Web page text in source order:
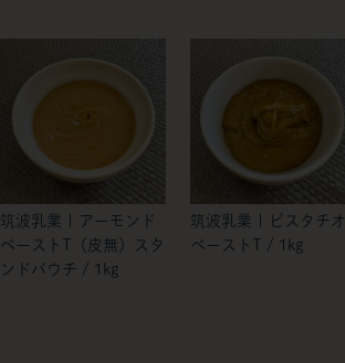
筑波乳業 | アーモンド
ペーストT（皮無）スタ
ンドパウチ / 1kg
筑波乳業 | ピスタチオ
ペーストT / 1kg